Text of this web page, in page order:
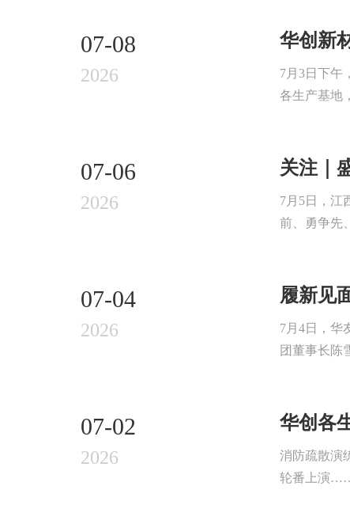
07-08
2026
华创新
7月3日下午
各生产基地
07-06
2026
关注｜
7月5日，江
前、勇争先
07-04
2026
履新见
7月4日，华
团董事长陈
07-02
2026
华创各
消防疏散演
轮番上演……